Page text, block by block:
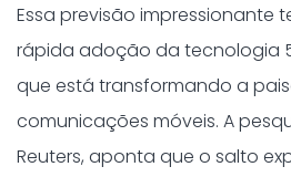
Essa previsão impressionante
rápida adoção da tecnologia
que está transformando a
comunicações móveis. A
Reuters, aponta que o salto